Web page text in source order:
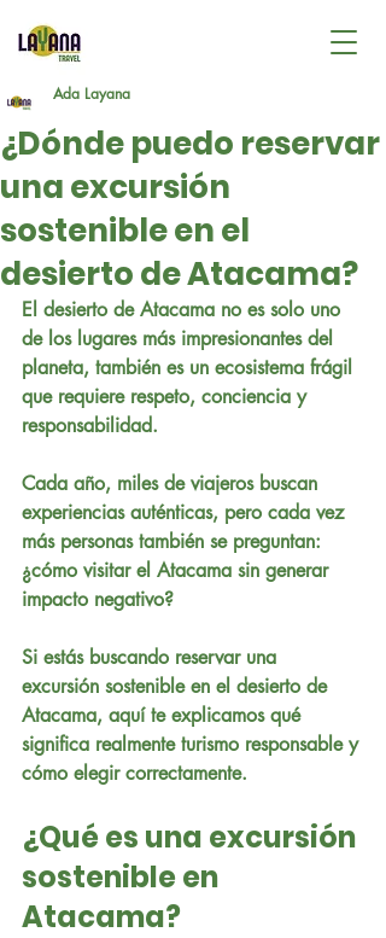
¿Dónde puedo reservar
una excursión
sostenible en el
desierto de Atacama?
Ada Layana
El desierto de Atacama no es solo uno
de los lugares más impresionantes del
planeta, también es un ecosistema frágil
que requiere respeto, conciencia y
responsabilidad.
Cada año, miles de viajeros buscan
experiencias auténticas, pero cada vez
más personas también se preguntan:
¿cómo visitar el Atacama sin generar
impacto negativo?
Si estás buscando reservar una
excursión sostenible en el desierto de
Atacama, aquí te explicamos qué
significa realmente turismo responsable y
cómo elegir correctamente.
¿Qué es una excursión
sostenible en
Atacama?